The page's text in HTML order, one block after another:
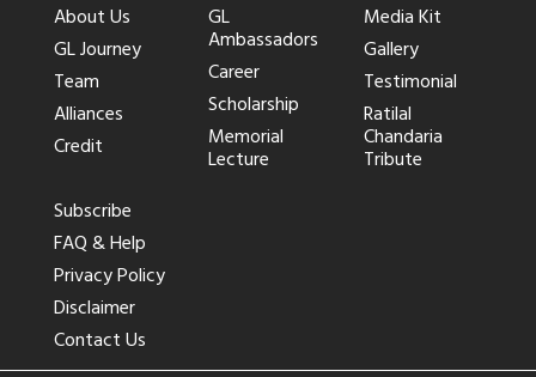
About Us
GL Journey
Team
Alliances
Credit
GL
Ambassadors
Career
Scholarship
Memorial
Lecture
Media Kit
Gallery
Testimonial
Ratilal
Chandaria
Tribute
Subscribe
FAQ & Help
Privacy Policy
Disclaimer
Contact Us